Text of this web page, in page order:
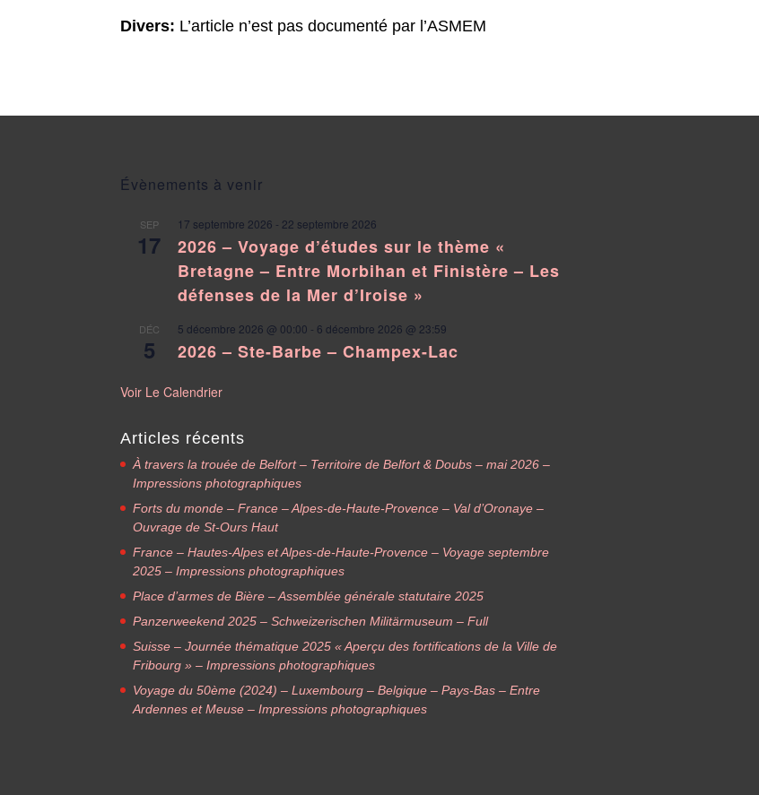
Divers: L’article n’est pas documenté par l’ASMEM
Évènements à venir
SEP
17
17 septembre 2026 - 22 septembre 2026
2026 – Voyage d’études sur le thème «
Bretagne – Entre Morbihan et Finistère – Les
défenses de la Mer d’Iroise »
DÉC
5
5 décembre 2026 @ 00:00 - 6 décembre 2026 @ 23:59
2026 – Ste-Barbe – Champex-Lac
Voir Le Calendrier
Articles récents
À travers la trouée de Belfort – Territoire de Belfort & Doubs – mai 2026 –
Impressions photographiques
Forts du monde – France – Alpes-de-Haute-Provence – Val d’Oronaye –
Ouvrage de St-Ours Haut
France – Hautes-Alpes et Alpes-de-Haute-Provence – Voyage septembre
2025 – Impressions photographiques
Place d’armes de Bière – Assemblée générale statutaire 2025
Panzerweekend 2025 – Schweizerischen Militärmuseum – Full
Suisse – Journée thématique 2025 « Aperçu des fortifications de la Ville de
Fribourg » – Impressions photographiques
Voyage du 50ème (2024) – Luxembourg – Belgique – Pays-Bas – Entre
Ardennes et Meuse – Impressions photographiques